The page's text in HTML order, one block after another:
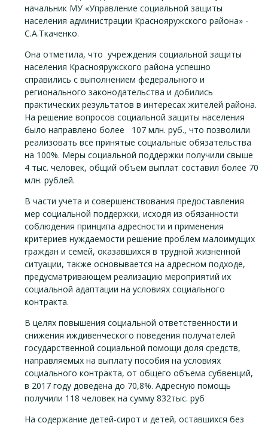
начальник МУ «Управление социальной защиты
населения администрации Краснояружского района» -
С.А.Ткаченко.
Она отметила, что учреждения социальной защиты
населения Краснояружского района успешно
справились с выполнением федерального и
регионального законодательства и добились
практических результатов в интересах жителей района.
На решение вопросов социальной защиты населения
было направлено более 107 млн. руб., что позволили
реализовать все принятые социальные обязательства
на 100%. Меры социальной поддержки получили свыше
4 тыс. человек, общий объем выплат составил более 70
млн. рублей.
В части учета и совершенствования предоставления
мер социальной поддержки, исходя из обязанности
соблюдения принципа адресности и применения
критериев нуждаемости решение проблем малоимущих
граждан и семей, оказавшихся в трудной жизненной
ситуации, также основывается на адресном подходе,
предусматривающем реализацию мероприятий их
социальной адаптации на условиях социального
контракта.
В целях повышения социальной ответственности и
снижения иждивенческого поведения получателей
государственной социальной помощи доля средств,
направляемых на выплату пособия на условиях
социального контракта, от общего объема субвенций,
в 2017 году доведена до 70,8%. Адресную помощь
получили 118 человек на сумму 832тыс. руб
На содержание детей-сирот и детей, оставшихся без